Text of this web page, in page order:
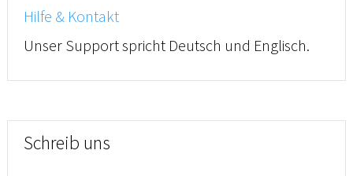
Hilfe & Kontakt
Unser Support spricht Deutsch und Englisch.
Schreib uns